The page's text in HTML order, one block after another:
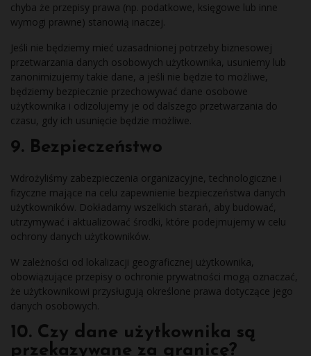
chyba że przepisy prawa (np. podatkowe, księgowe lub inne
wymogi prawne) stanowią inaczej.
Jeśli nie będziemy mieć uzasadnionej potrzeby biznesowej
przetwarzania danych osobowych użytkownika, usuniemy lub
zanonimizujemy takie dane, a jeśli nie będzie to możliwe,
będziemy bezpiecznie przechowywać dane osobowe
użytkownika i odizolujemy je od dalszego przetwarzania do
czasu, gdy ich usunięcie będzie możliwe.
9. Bezpieczeństwo
Wdrożyliśmy zabezpieczenia organizacyjne, technologiczne i
fizyczne mające na celu zapewnienie bezpieczeństwa danych
użytkowników. Dokładamy wszelkich starań, aby budować,
utrzymywać i aktualizować środki, które podejmujemy w celu
ochrony danych użytkowników.
W zależności od lokalizacji geograficznej użytkownika,
obowiązujące przepisy o ochronie prywatności mogą oznaczać,
że użytkownikowi przysługują określone prawa dotyczące jego
danych osobowych.
10. Czy dane użytkownika są
przekazywane za granicę?